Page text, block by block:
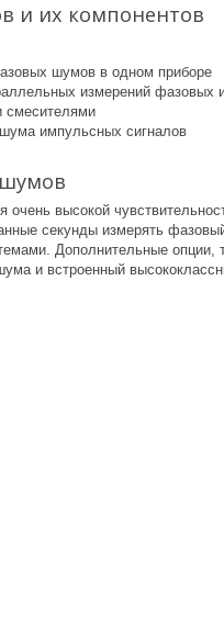
и их компонентов
шумов в одном приборе
измерений
смесителями
импульсных сигналов
высокой
секунды измерять
Дополнительные опции,
и встроенный